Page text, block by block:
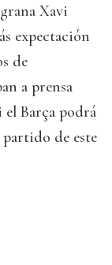
Xavi
expectación
de
a prensa
Barça podrá
partido de este